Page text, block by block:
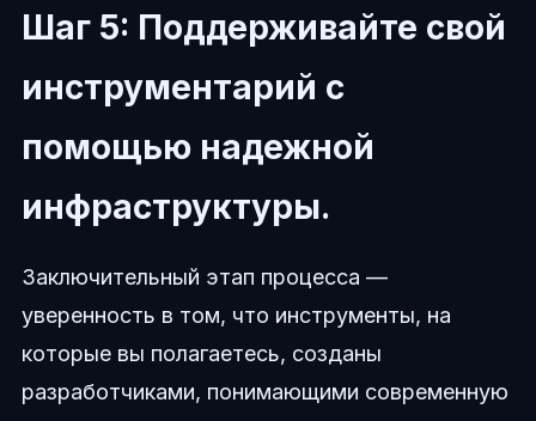
Шаг 5: Поддерживайте свой
инструментарий с
помощью надежной
инфраструктуры.
Заключительный этап процесса —
уверенность в том, что инструменты, на
которые вы полагаетесь, созданы
разработчиками, понимающими современную